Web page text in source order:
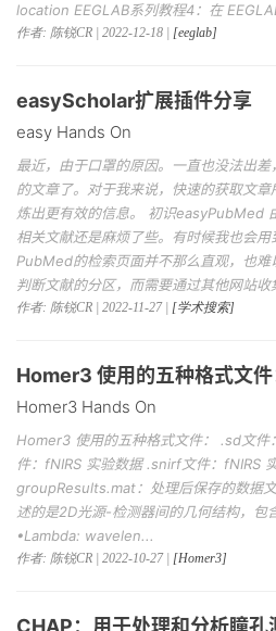
location EEGLAB系列教程4：在
作者: 陈锐CR | 2022-12-18 | [eeglab]
easyScholar扩展插件分享
easy Hands On
最近，由于口罩的原因。一直也没法出
的文章了。对于我来说，快速的获取文
炼出更有效的信息。 初识easyPubMed
相关文献还是麻烦了些。有时候我也会
PubMed的检索页面并不那么直观，也
判断文献的分区，而需要通过其他网站
作者: 陈锐CR | 2022-11-27 | [学术搜索]
Homer3 使用的五种格式文件
Homer3 Hands On
Homer3 使用的五种格式文件： .sd文
件：fNIRS 实验数据 .snirf文件：fNIRS
groupResults.mat：处理后保存的数据
述的是2D光源-检测器间的几何结构，包
•Lambda: wavelen...
作者: 陈锐CR | 2022-10-27 | [Homer3]
CHAP：用于处理和分析瞳孔